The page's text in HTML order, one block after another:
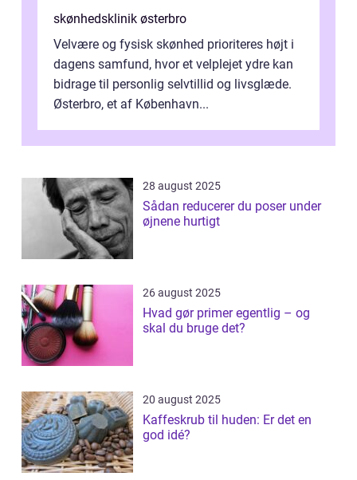
skønhedsklinik østerbro
Velvære og fysisk skønhed prioriteres højt i
dagens samfund, hvor et velplejet ydre kan
bidrage til personlig selvtillid og livsglæde.
Østerbro, et af København...
28 august 2025
Sådan reducerer du poser under
øjnene hurtigt
26 august 2025
Hvad gør primer egentlig – og
skal du bruge det?
20 august 2025
Kaffeskrub til huden: Er det en
god idé?